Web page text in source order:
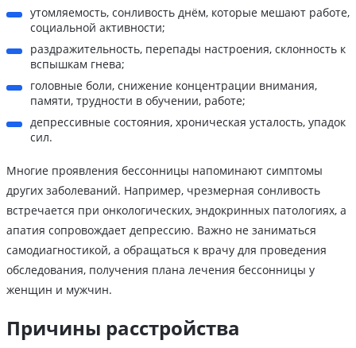
утомляемость, сонливость днём, которые мешают работе,
социальной активности;
раздражительность, перепады настроения, склонность к
вспышкам гнева;
головные боли, снижение концентрации внимания,
памяти, трудности в обучении, работе;
депрессивные состояния, хроническая усталость, упадок
сил.
Многие проявления бессонницы напоминают симптомы
других заболеваний. Например, чрезмерная сонливость
встречается при онкологических, эндокринных патологиях, а
апатия сопровождает депрессию. Важно не заниматься
самодиагностикой, а обращаться к врачу для проведения
обследования, получения плана лечения бессонницы у
женщин и мужчин.
Причины расстройства